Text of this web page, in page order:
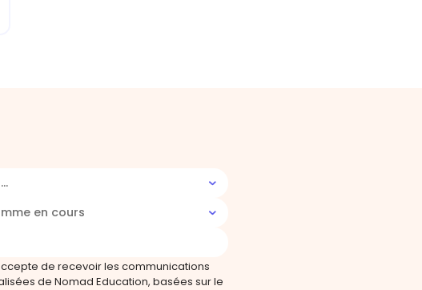
en cours
de recevoir les communications
de Nomad Education, basées sur le